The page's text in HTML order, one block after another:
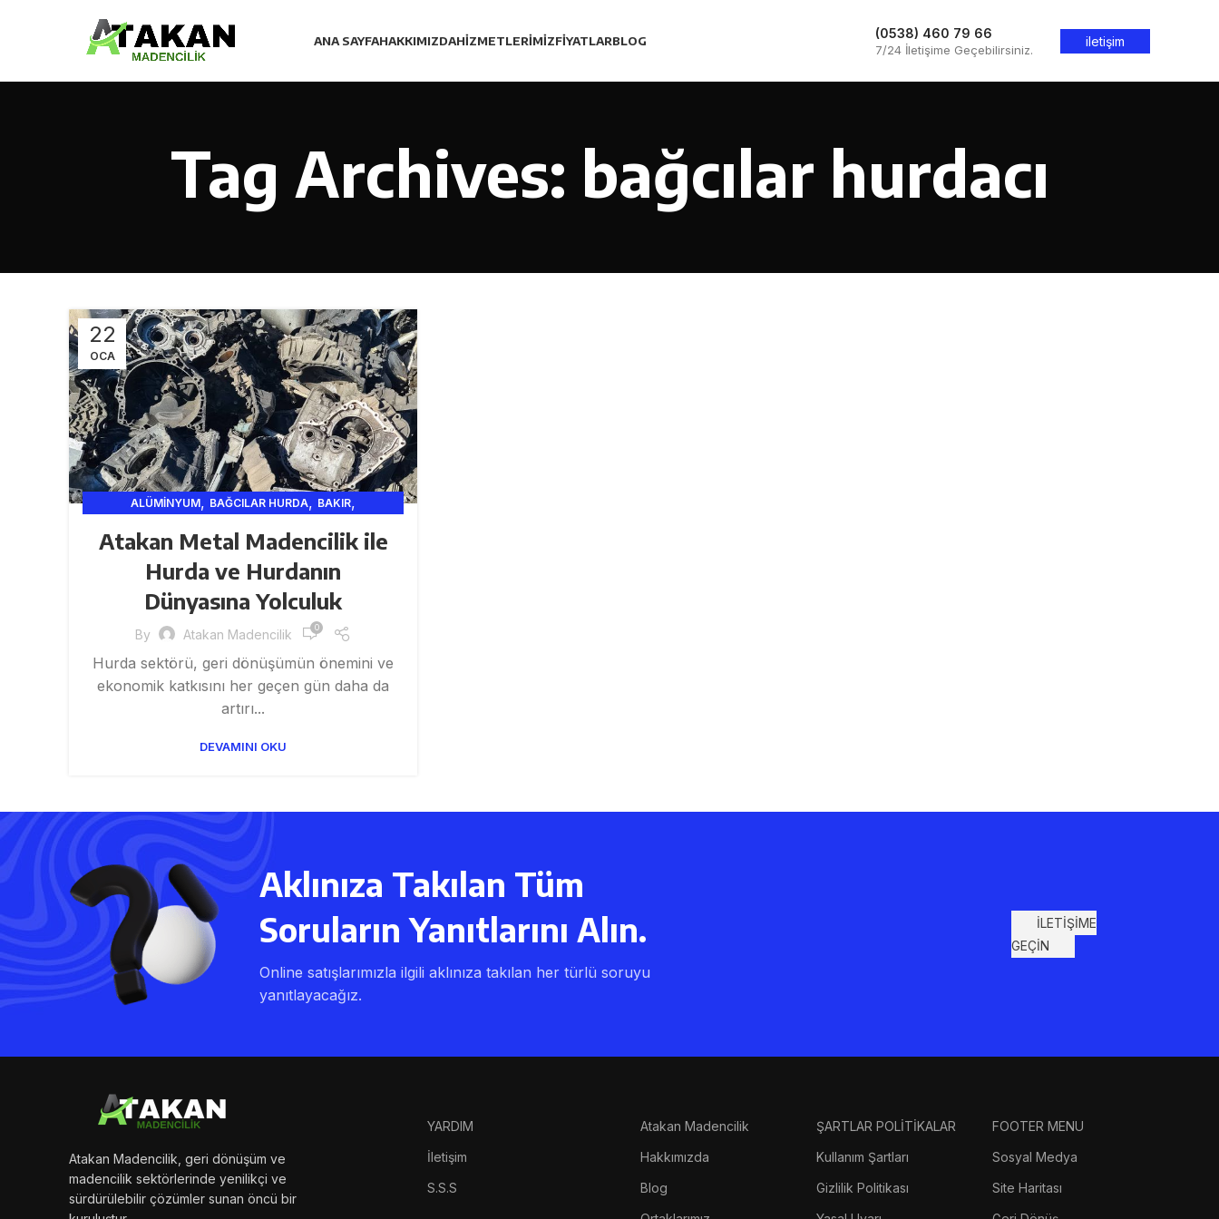
ANA SAYFAHAKKIMIZDAHIZMETLERIMIZFIYATLARBLOG (0538) 460 79 66
7/24 İletişime Geçebilirsiniz.
iletişim
Tag Archives: bağcılar hurdacı
22
OCA
ALÜMINYUM, BAĞCILAR HURDA, BAKIR,
,METAL VE MADENCILIK,METALV,SAR
Atakan Metal Madencilik ile
Hurda ve Hurdanın
Dünyasına Yolculuk
By Atakan Madencilik 0
Hurda sektörü, geri dönüşümün önemini ve
ekonomik katkısını her geçen gün daha da
artırı...
DEVAMINI OKU
Aklınıza Takılan Tüm
Soruların Yanıtlarını Alın.
Online satışlarımızla ilgili aklınıza takılan her türlü soruyu
yanıtlayacağız.
İLETİŞİME
GEÇİN
Atakan Madencilik, geri dönüşüm ve
madencilik sektörlerinde yenilikçi ve
sürdürülebilir çözümler sunan öncü bir
YARDIM
İletişim
S.S.S
Atakan Madencilik
Hakkımızda
Blog
ŞARTLAR POLİTİKALAR
Kullanım Şartları
Gizlilik Politikası
FOOTER MENU
Sosyal Medya
Site Haritası